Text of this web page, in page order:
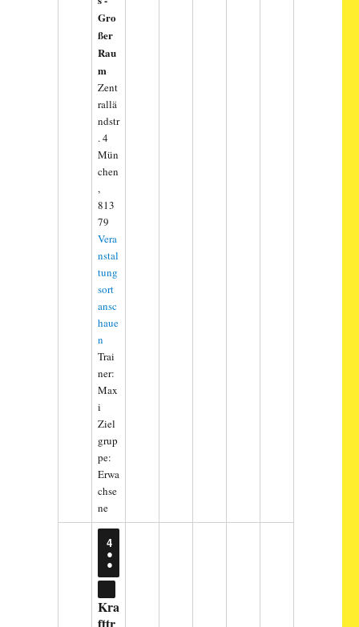
Gro
ßer
Rau
m
Zent
rallä
ndstr
. 4
Mün
chen
,
813
79
Vera
nstal
tung
sort
ansc
haue
n
Trai
ner:
Max
i
Ziel
grup
pe:
Erwa
chse
ne
4
4.
AUGUST
2026
●
●
VERANSTALTUNGEN)
CLOSE
Kra